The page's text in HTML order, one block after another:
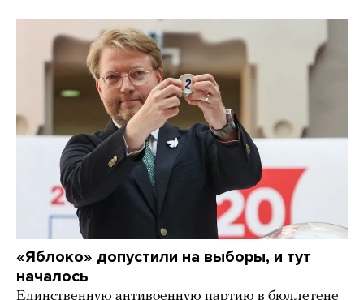
«Яблоко» допустили на выборы, и тут
началось
Единственную антивоенную партию в бюллетене